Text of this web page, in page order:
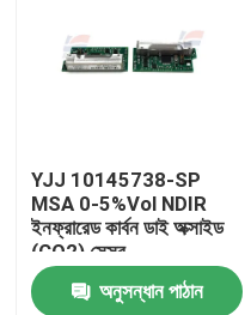
পণ্য
আমাদের সম্বন্ধে
কারখানা পরিদর্শন
YJJ 10145738-SP
MSA 0-5%Vol NDIR
ইনফ্রারেড কার্বন ডাই অক্সাইড
(CO2) সেন্সর
অনুসন্ধান পাঠান